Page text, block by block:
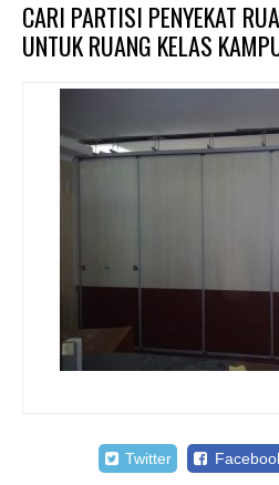
CARI PARTISI PENYEKAT
UNTUK RUANG KELAS
Twitter